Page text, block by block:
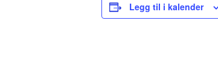
Legg til i kalender